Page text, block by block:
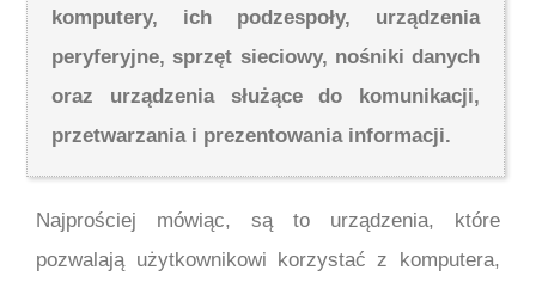
komputery, ich podzespoły, urządzenia
peryferyjne, sprzęt sieciowy, nośniki danych
oraz urządzenia służące do komunikacji,
przetwarzania i prezentowania informacji.
Najprościej mówiąc, są to urządzenia, które
pozwalają użytkownikowi korzystać z komputera,